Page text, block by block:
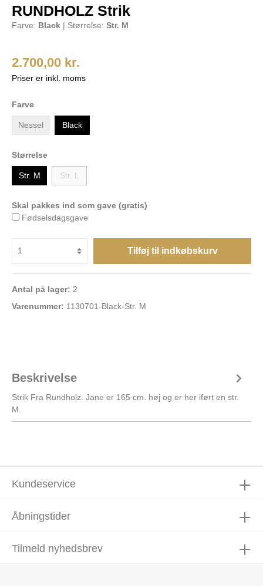
RUNDHOLZ Strik
Farve: Black | Størrelse: Str. M
2.700,00 kr.
Priser er inkl. moms
Farve
Nessel Black
Størrelse
Str. M Str. L
Skal pakkes ind som gave (gratis)
Fødselsdagsgave
Tilføj til indkøbskurv
Antal på lager: 2
Varenummer: 1130701-Black-Str. M
Beskrivelse
Strik Fra Rundholz. Jane er 165 cm. høj og er her iført en str.
M.
Tilmeld nyhedsbrev
Åbningstider
Kundeservice